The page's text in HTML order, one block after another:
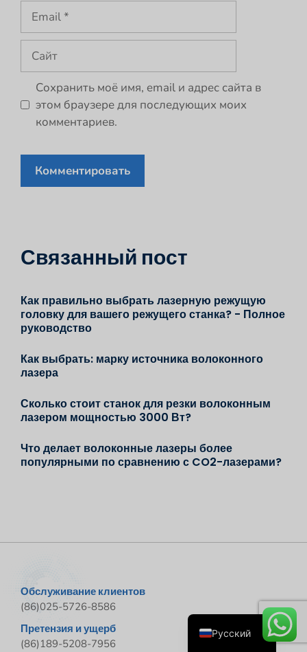
Email
Сайт
Сохранить моё имя, email и адрес сайта в
этом браузере для последующих моих
комментариев.
Связанный пост
Как правильно выбрать лазерную режущую
головку для вашего режущего станка? - Полное
руководство
Как выбрать: марку источника волоконного
лазера
Сколько стоит станок для резки волоконным
лазером мощностью 3000 Вт?
Что делает волоконные лазеры более
популярными по сравнению с CO2-лазерами?
Обслуживание клиентов
(86)025-5726-8586
Претензия и ущерб
(86)189-5208-7956
Русский
Deutsch